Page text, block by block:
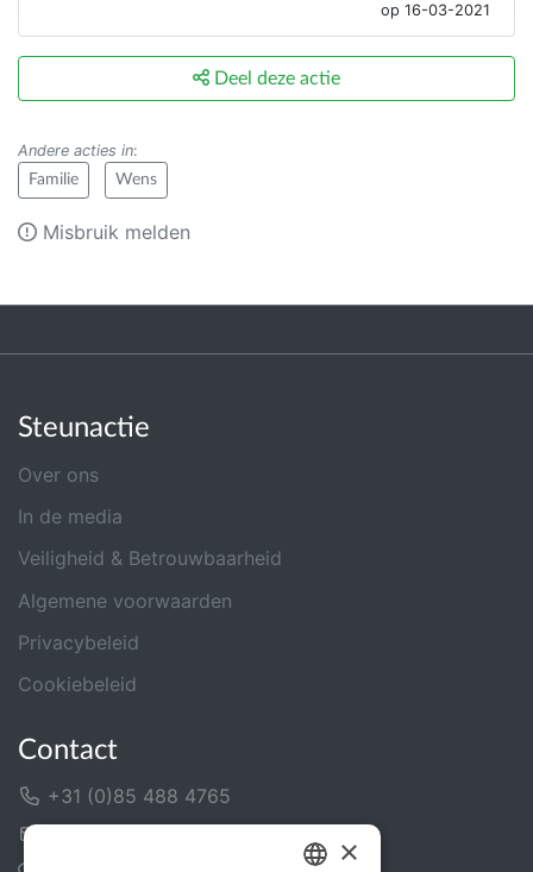
op 16-03-2021
Deel deze actie
Andere acties in:
Familie Wens
Misbruik melden
Steunactie
Over ons
In de media
Veiligheid & Betrouwbaarheid
Algemene voorwaarden
Privacybeleid
Cookiebeleid
Contact
+31 (0)85 488 4765
×